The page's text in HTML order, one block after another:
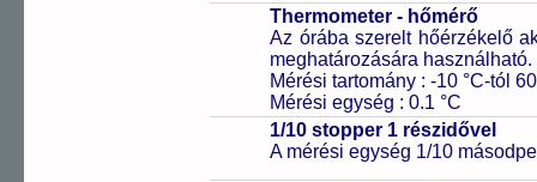
Thermometer - hőmérő
Az órába szerelt hőérzékelő
meghatározására használható.
Mérési tartomány : -10 °C-tól
Mérési egység : 0.1 °C
1/10 stopper 1 részidővel
A mérési egység 1/10